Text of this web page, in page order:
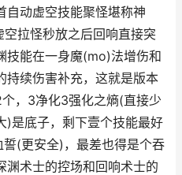
自动虚空技能聚怪堪称神
拉怪秒放之后回响直接突
技能在一身魔(mo)法增伤和
持续伤害补充，这就是版本
，3净化3强化之熵(直接少
)是底子，剩下壹个技能最好
(更安全)，最差也得是个吞
渊术士的控场和回响术士的